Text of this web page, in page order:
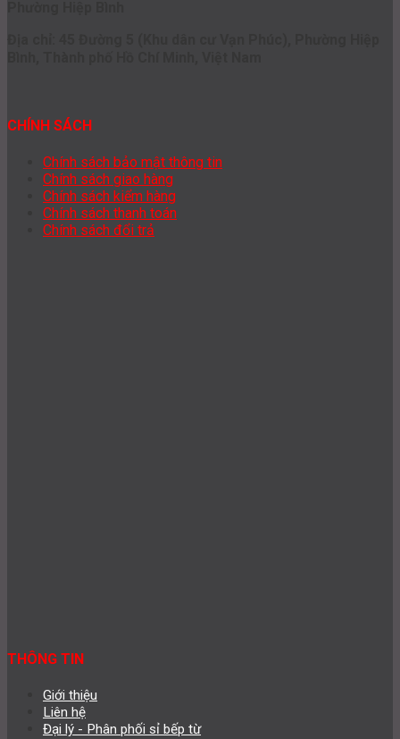
CHÍNH SÁCH
Chính sách bảo mật thông tin
Chính sách giao hàng
Chính sách kiểm hàng
Chính sách thanh toán
Chính sách đổi trả
THÔNG TIN
Giới thiệu
Liên hệ
Đại lý - Phân phối sỉ bếp từ